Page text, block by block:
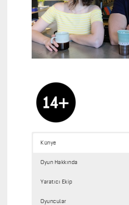
Künye
Oyun Hakkında
Yaratıcı Ekip
Oyuncular